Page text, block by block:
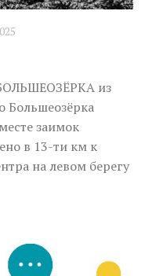
из
Большеозёрка
заимок
в 13-ти км к
на левом берегу